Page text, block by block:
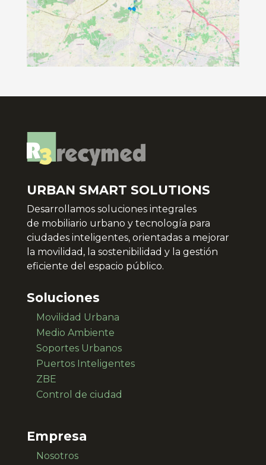
URBAN SMART SOLUTIONS
Desarrollamos soluciones integrales
de mobiliario urbano y tecnología para
ciudades inteligentes, orientadas a mejorar
la movilidad, la sostenibilidad y la gestión
eficiente del espacio público.
Soluciones
Movilidad Urbana
Medio Ambiente
Soportes Urbanos
Puertos Inteligentes
ZBE
Control de ciudad
Empresa
Nosotros